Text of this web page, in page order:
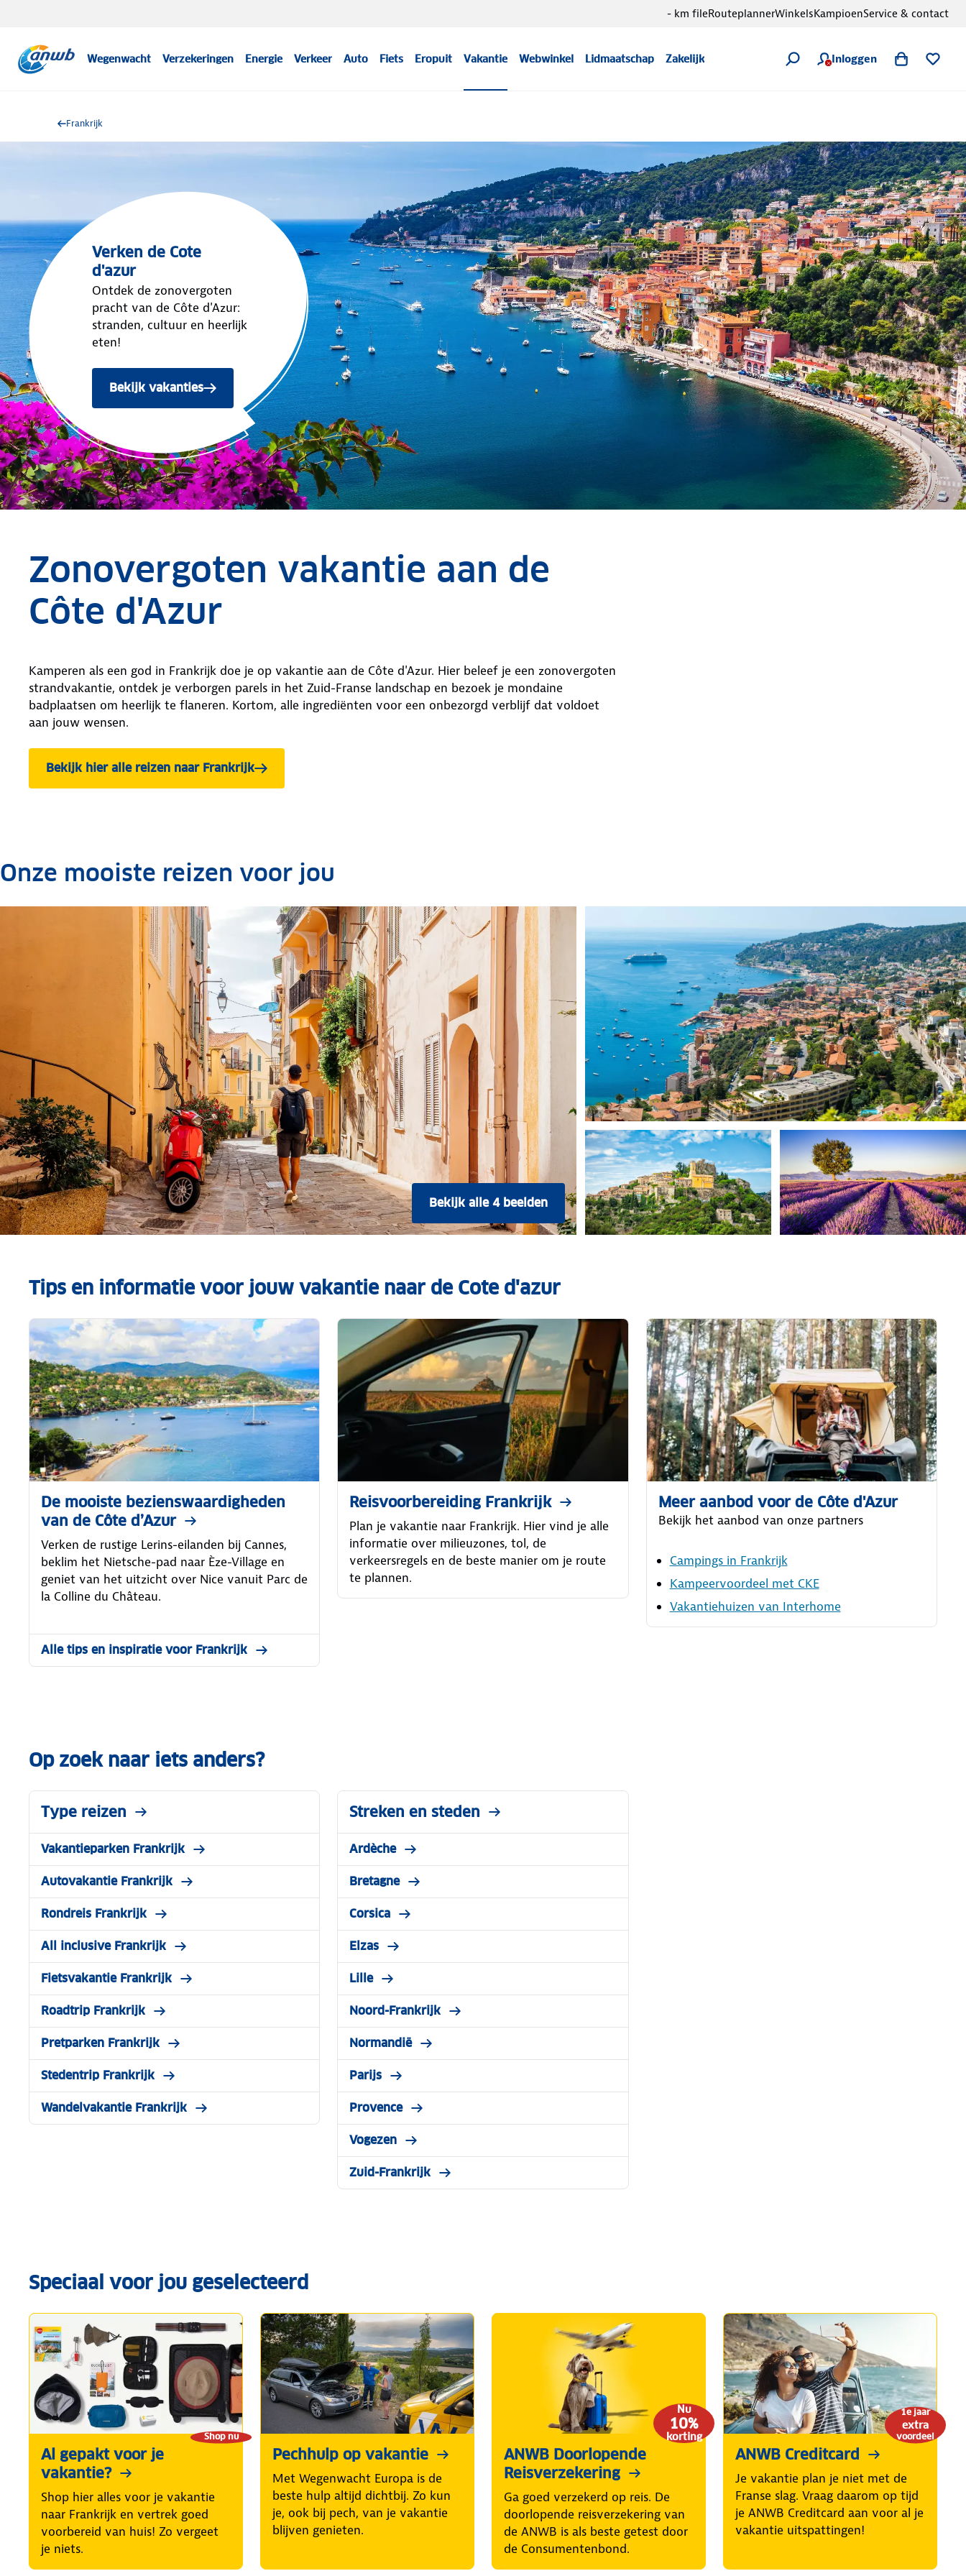
Wegenwacht Verzekeringen Energie Verkeer Auto Fiets Eropuit Vakantie Webwinkel Lidmaatschap Zakelijk Inloggen
- km fileRouteplannerWinkelsKampioenService & contact
Frankrijk
Verken de Cote
d'azur
Ontdek de zonovergoten
pracht van de Côte d'Azur:
stranden, cultuur en heerlijk
eten!
Bekijk vakanties
Zonovergoten vakantie aan de
Côte d'Azur
Kamperen als een god in Frankrijk doe je op vakantie aan de Côte d'Azur. Hier beleef je een zonovergoten
strandvakantie, ontdek je verborgen parels in het Zuid-Franse landschap en bezoek je mondaine
badplaatsen om heerlijk te flaneren. Kortom, alle ingrediënten voor een onbezorgd verblijf dat voldoet
aan jouw wensen.
Bekijk hier alle reizen naar Frankrijk
.Onze mooiste reizen voor jou
Bekijk alle 4 beelden
Tips en informatie voor jouw vakantie naar de Cote d'azur
De mooiste bezienswaardigheden
van de Côte d’Azur
Verken de rustige Lerins-eilanden bij Cannes,
beklim het Nietsche-pad naar Èze-Village en
geniet van het uitzicht over Nice vanuit Parc de
la Colline du Château.
Alle tips en inspiratie voor Frankrijk
Reisvoorbereiding Frankrijk
Plan je vakantie naar Frankrijk. Hier vind je alle
informatie over milieuzones, tol, de
verkeersregels en de beste manier om je route
te plannen.
Meer aanbod voor de Côte d'Azur
Bekijk het aanbod van onze partners
Campings in Frankrijk
Kampeervoordeel met CKE
Vakantiehuizen van Interhome
Op zoek naar iets anders?
Type reizen
Vakantieparken Frankrijk
Autovakantie Frankrijk
Rondreis Frankrijk
All inclusive Frankrijk
Fietsvakantie Frankrijk
Roadtrip Frankrijk
Pretparken Frankrijk
Stedentrip Frankrijk
Wandelvakantie Frankrijk
Streken en steden
Ardèche
Bretagne
Corsica
Elzas
Lille
Noord-Frankrijk
Normandië
Parijs
Provence
Vogezen
Zuid-Frankrijk
Speciaal voor jou geselecteerd
Shop nu
Al gepakt voor je
vakantie?
Shop hier alles voor je vakantie
naar Frankrijk en vertrek goed
voorbereid van huis! Zo vergeet
je niets.
Pechhulp op vakantie
Met Wegenwacht Europa is de
beste hulp altijd dichtbij. Zo kun
je, ook bij pech, van je vakantie
blijven genieten.
Nu
10%
korting
ANWB Doorlopende
Reisverzekering
Ga goed verzekerd op reis. De
doorlopende reisverzekering van
de ANWB is als beste getest door
de Consumentenbond.
1e jaar
extra
voordeel
ANWB Creditcard
Je vakantie plan je niet met de
Franse slag. Vraag daarom op tijd
je ANWB Creditcard aan voor al je
vakantie uitspattingen!